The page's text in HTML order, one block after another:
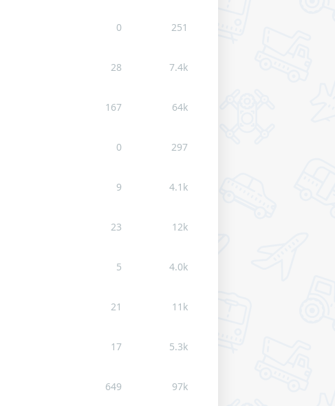
0 251
28 7.4k
167 64k
0 297
9 4.1k
23 12k
5 4.0k
21 11k
17 5.3k
649 97k